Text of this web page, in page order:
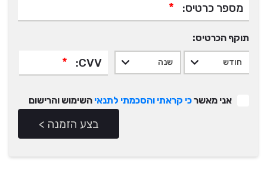
מספר כרטיס: *
תוקף הכרטיס:
CVV:
*
אני מאשרכי קראתי והסכמתי לתנאי השימוש והרישום
בצע הזמנה >